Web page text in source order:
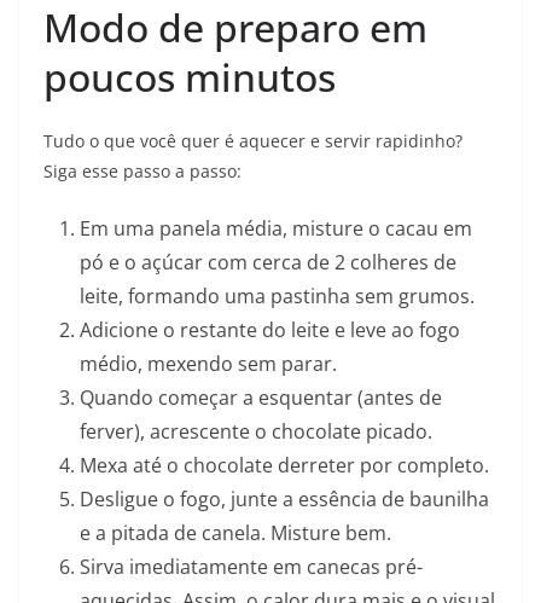
Modo de preparo em
poucos minutos
Tudo o que você quer é aquecer e servir rapidinho?
Siga esse passo a passo:
Em uma panela média, misture o cacau em
pó e o açúcar com cerca de 2 colheres de
leite, formando uma pastinha sem grumos.
Adicione o restante do leite e leve ao fogo
médio, mexendo sem parar.
Quando começar a esquentar (antes de
ferver), acrescente o chocolate picado.
Mexa até o chocolate derreter por completo.
Desligue o fogo, junte a essência de baunilha
e a pitada de canela. Misture bem.
Sirva imediatamente em canecas pré-